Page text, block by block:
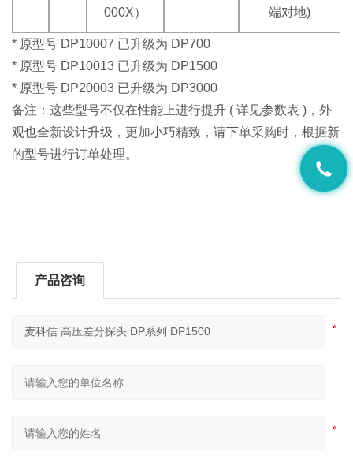
000X）
端对地)
* 原型号 DP10007 已升级为 DP700
* 原型号 DP10013 已升级为 DP1500
* 原型号 DP20003 已升级为 DP3000
备注：这些型号不仅在性能上进行提升 ( 详见参数表 )，外
观也全新设计升级，更加小巧精致，请下单采购时，根据新
的型号进行订单处理。
产品咨询